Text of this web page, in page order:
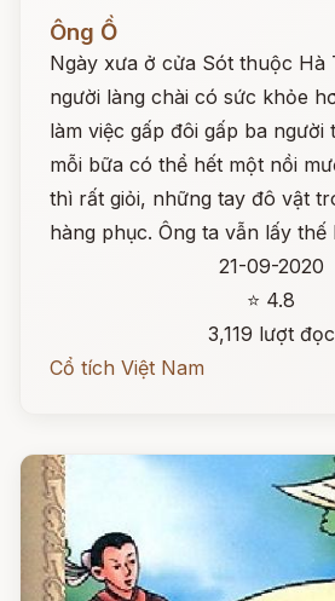
Đọc ngay
Ông Ồ
Ngày xưa ở cửa Sót thuộc Hà
người làng chài có sức khỏe
làm việc gấp đôi gấp ba người
mỗi bữa có thể hết một nồi
thì rất giỏi, những tay đô vật
hàng phục. Ông ta vẫn lấy thế
21-09-2020
⭐ 4.8
3,119 lượt đọc
Cổ tích Việt Nam